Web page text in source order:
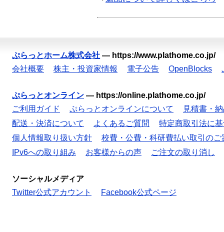
ぷらっとホーム株式会社 — https://www.plathome.co.jp/
会社概要
株主・投資家情報 電子公告 OpenBlocks
ぷらっとオンライン — https://online.plathome.co.jp/
ご利用ガイド
ぷらっとオンラインについて
見積書・
配送・決済について
よくあるご質問
特定商取引法に
個人情報取り扱い方針
校費・公費・科研費払い取引のご
IPv6への取り組み
お客様からの声 ご注文の取り消し
ソーシャルメディア
Twitter公式アカウント
Facebook公式ページ